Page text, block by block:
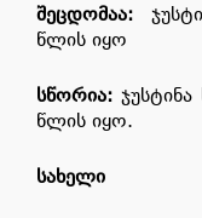
შეცდომაა:
წლის იყო
სწორია:
წლის იყო.
სახელი